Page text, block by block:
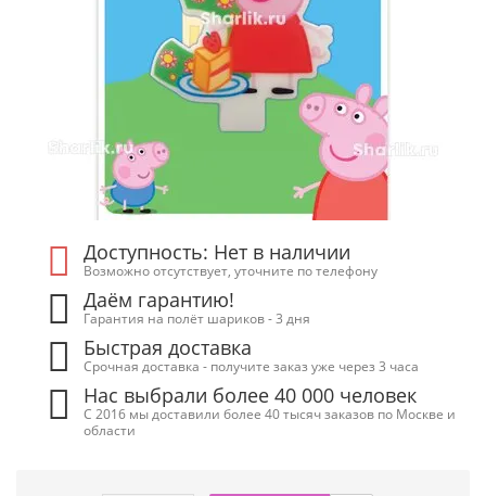
Доступность: Нет в наличии
Возможно отсутствует, уточните по телефону
Даём гарантию!
Гарантия на полёт шариков - 3 дня
Быстрая доставка
Срочная доставка - получите заказ уже через 3 часа
Нас выбрали более 40 000 человек
С 2016 мы доставили более 40 тысяч заказов по Москве и
области